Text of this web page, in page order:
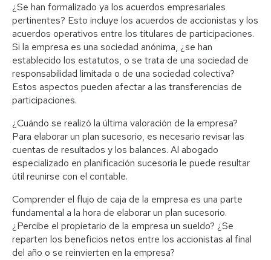
¿Se han formalizado ya los acuerdos empresariales
pertinentes? Esto incluye los acuerdos de accionistas y los
acuerdos operativos entre los titulares de participaciones.
Si la empresa es una sociedad anónima, ¿se han
establecido los estatutos, o se trata de una sociedad de
responsabilidad limitada o de una sociedad colectiva?
Estos aspectos pueden afectar a las transferencias de
participaciones.
¿Cuándo se realizó la última valoración de la empresa?
Para elaborar un plan sucesorio, es necesario revisar las
cuentas de resultados y los balances. Al abogado
especializado en planificación sucesoria le puede resultar
útil reunirse con el contable.
Comprender el flujo de caja de la empresa es una parte
fundamental a la hora de elaborar un plan sucesorio.
¿Percibe el propietario de la empresa un sueldo? ¿Se
reparten los beneficios netos entre los accionistas al final
del año o se reinvierten en la empresa?